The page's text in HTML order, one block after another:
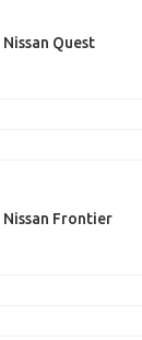
Nissan Quest
Nissan Frontier